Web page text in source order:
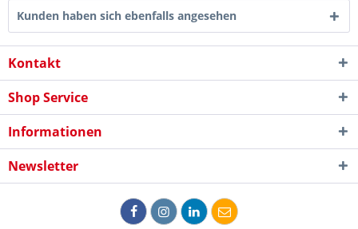
Kunden haben sich ebenfalls angesehen
Kontakt
Shop Service
Informationen
Newsletter